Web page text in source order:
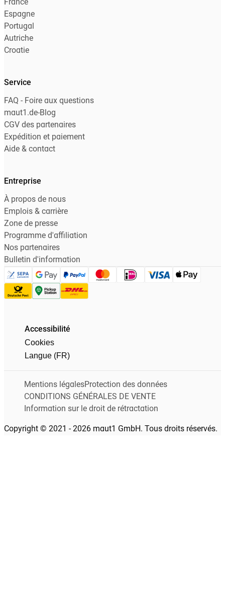
France
Espagne
Portugal
Autriche
Croatie
Service
FAQ - Foire aux questions
maut1.de-Blog
CGV des partenaires
Expédition et paiement
Aide & contact
Entreprise
À propos de nous
Emplois & carrière
Zone de presse
Programme d'affiliation
Nos partenaires
Bulletin d'information
Accessibilité
Cookies
Langue (FR)
Copyright © 2021 - 2026 maut1 GmbH. Tous droits réservés.
Mentions légalesProtection des données
CONDITIONS GÉNÉRALES DE VENTE
Information sur le droit de rétractation